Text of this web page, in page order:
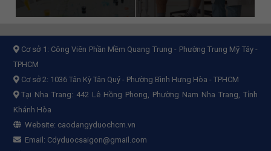
Cơ sở 1: Công Viên Phần Mềm Quang Trung - Phường Trung Mỹ Tây -
TPHCM
Cơ sở 2: 1036 Tân Kỳ Tân Quý - Phường Bình Hưng Hòa - TPHCM
Tại Nha Trang: 442 Lê Hồng Phong, Phường Nam Nha Trang, Tỉnh
Khánh Hòa
Website: caodangyduochcm.vn
Email: Cdyduocsaigon@gmail.com